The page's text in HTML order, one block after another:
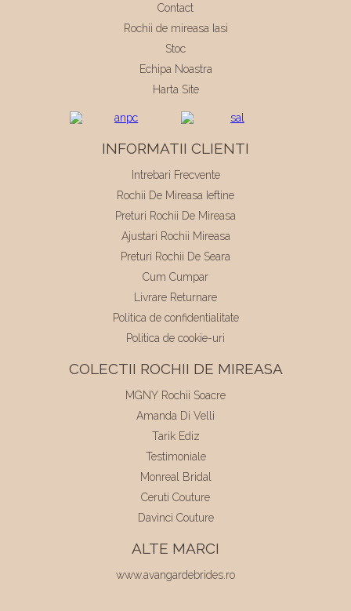
Contact
Rochii de mireasa Iasi
Stoc
Echipa Noastra
Harta Site
INFORMATII CLIENTI
Intrebari Frecvente
Rochii De Mireasa Ieftine
Preturi Rochii De Mireasa
Ajustari Rochii Mireasa
Preturi Rochii De Seara
Cum Cumpar
Livrare Returnare
Politica de confidentialitate
Politica de cookie-uri
COLECTII ROCHII DE MIREASA
MGNY Rochii Soacre
Amanda Di Velli
Tarik Ediz
Testimoniale
Monreal Bridal
Ceruti Couture
Davinci Couture
ALTE MARCI
www.avangardebrides.ro